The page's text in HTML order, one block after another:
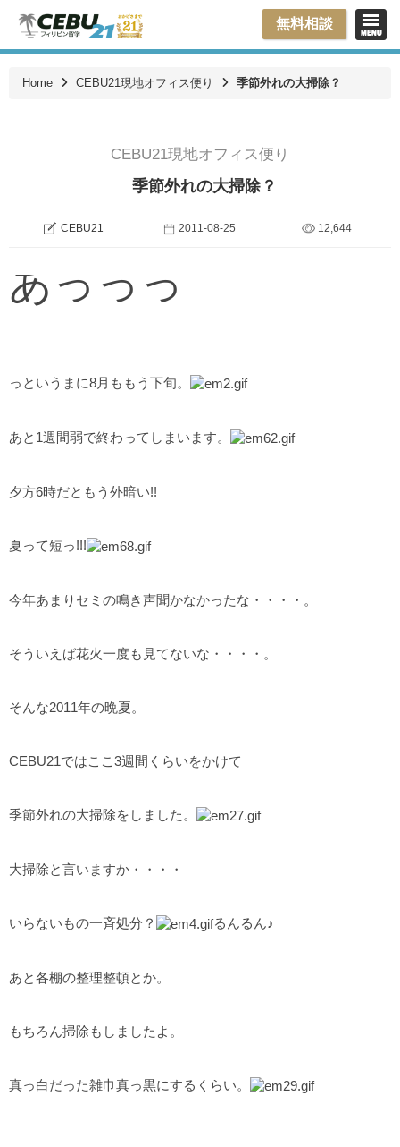
無料相談
Home CEBU21現地オフィス便り 季節外れの大掃除？
CEBU21現地オフィス便り
季節外れの大掃除？
CEBU21 2011-08-25 12,644
あっっっ
っというまに8月ももう下旬。
あと1週間弱で終わってしまいます。
夕方6時だともう外暗い!!
夏って短っ!!!
今年あまりセミの鳴き声聞かなかったな・・・・。
そういえば花火一度も見てないな・・・・。
そんな2011年の晩夏。
CEBU21ではここ3週間くらいをかけて
季節外れの大掃除をしました。
大掃除と言いますか・・・・
いらないもの一斉処分？ るんるん♪
あと各棚の整理整頓とか。
もちろん掃除もしましたよ。
真っ白だった雑巾真っ黒にするくらい。